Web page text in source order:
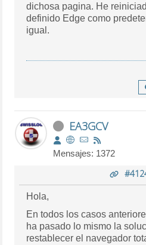
dichosa pagina. He
definido Edge como
igual.
EA3GCV
Mensajes: 1372
Hola,
En todos los casos
ha pasado lo mismo la
restablecer el navegador